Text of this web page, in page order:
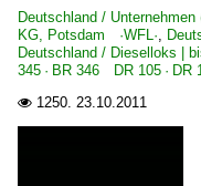
Deutschland /
KG, Potsdam ·WFL·,
Deutschland / Dieselloks |
345 · BR 346 DR 105 ·
 1250. 23.10.2011